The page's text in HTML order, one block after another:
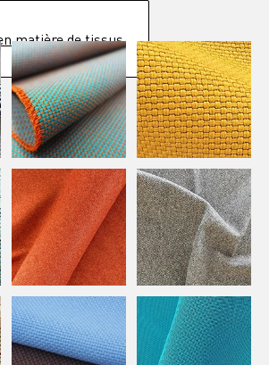
matière de tissus